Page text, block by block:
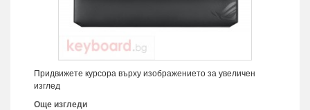
Придвижете курсора върху изображението за увеличен
изглед
Още изгледи